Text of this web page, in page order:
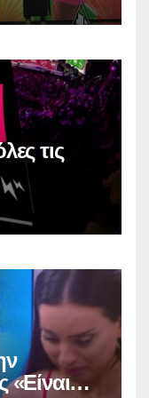
τις
«Είναι